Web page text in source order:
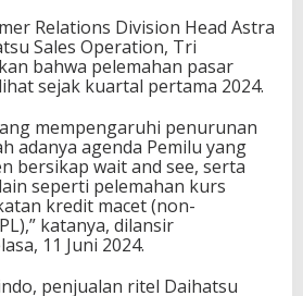
Relations Division Head Astra
Sales Operation, Tri
bahwa pelemahan pasar
sejak kuartal pertama 2024.
mempengaruhi penurunan
adanya agenda Pemilu yang
bersikap wait and see, serta
seperti pelemahan kurs
kredit macet (non-
katanya, dilansir
11 Juni 2024.
penjualan ritel Daihatsu